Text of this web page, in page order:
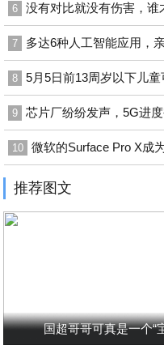
6 没有对比就没有伤害，谁
7 多达6种人工智能应用，
8 5月5日前13周岁以下儿童
9 芯片厂纷纷发声，5G进
10 微软的Surface Pro X成
推荐图文
国超哥哥可真是一个“